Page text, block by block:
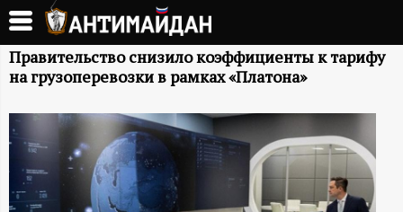
Перейти
основному
содержанию
А
Т
И
Правительство снизило коэффициенты к тарифу
на грузоперевозки в рамках «Платона»